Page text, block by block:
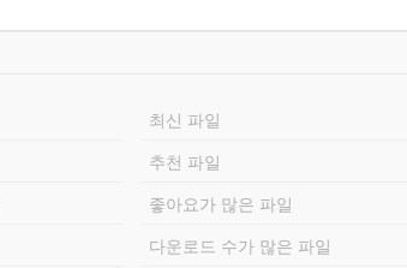
최신 파일
추천 파일
좋아요가 많은 파일
다운로드 수가 많은 파일